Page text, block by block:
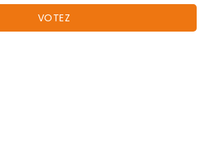
VOTEZ